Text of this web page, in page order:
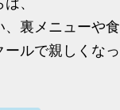
、
裏メニューや
ルで親しくな